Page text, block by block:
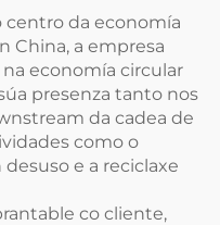
kW / 203 Nm.
centro da economía
China, a empresa
economía circular
presenza tanto nos
da cadea de
como o
e a reciclaxe
co cliente,